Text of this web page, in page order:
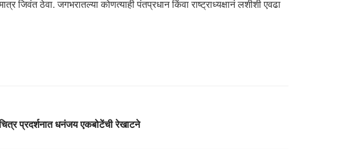
ठेवा. जगभरातल्या कोणत्याही पंतप्रधान किंवा राष्ट्राध्यक्षानं लशीशी एवढा
प्रदर्शनात धनंजय एकबोटेंची रेखाटने